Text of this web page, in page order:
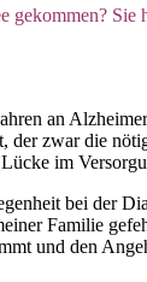
gekommen?
an
der zwar die
im
bei der
Familie
und den